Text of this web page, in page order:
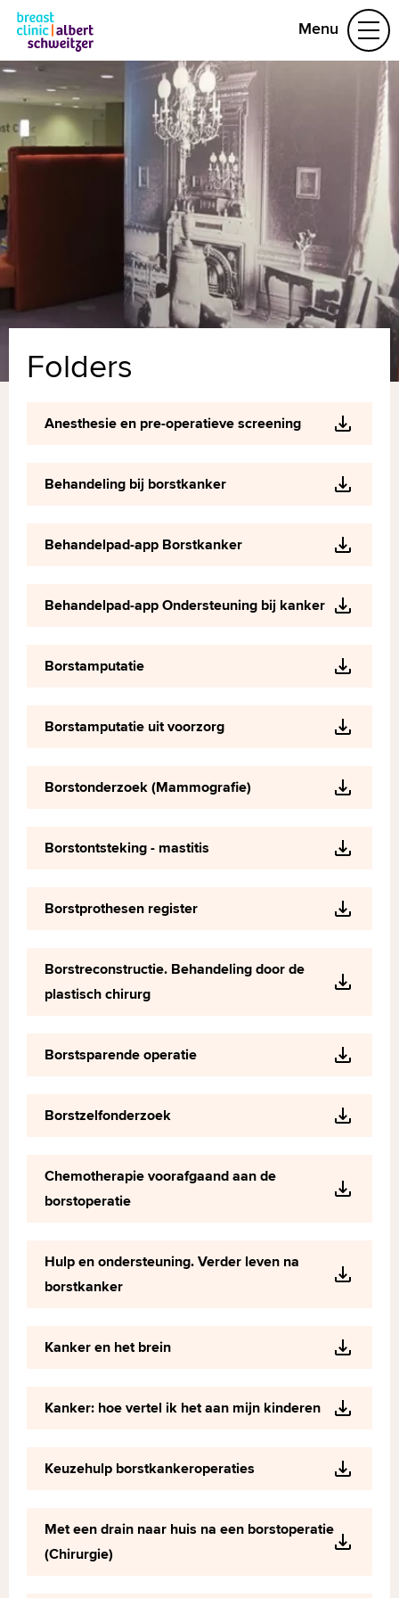
Menu
Ongerust
Doorverwezen
Borstkanker, wat nu?
Verder leven
Video's
Contact
Naar home asz.nl
MijnASz
Folders
Anesthesie en pre-operatieve screening
Behandeling bij borstkanker
Behandelpad-app Borstkanker
Behandelpad-app Ondersteuning bij kanker
Borstamputatie
Borstamputatie uit voorzorg
Borstonderzoek (Mammografie)
Borstontsteking - mastitis
Borstprothesen register
Borstreconstructie. Behandeling door de
plastisch chirurg
Borstsparende operatie
Borstzelfonderzoek
Chemotherapie voorafgaand aan de
borstoperatie
Hulp en ondersteuning. Verder leven na
borstkanker
Kanker en het brein
Kanker: hoe vertel ik het aan mijn kinderen
Keuzehulp borstkankeroperaties
Met een drain naar huis na een borstoperatie
(Chirurgie)